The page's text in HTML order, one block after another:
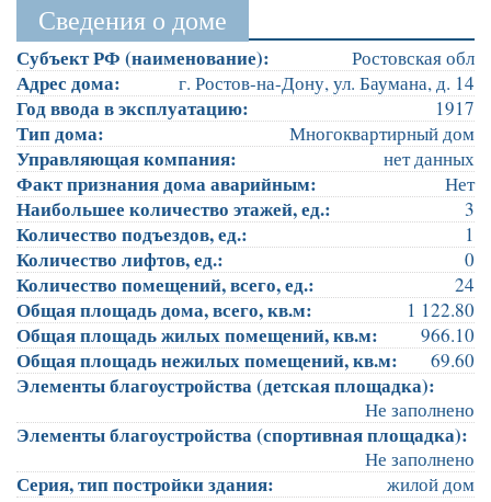
Сведения о доме
Субъект РФ (наименование): Ростовская обл
Адрес дома: г. Ростов-на-Дону, ул. Баумана, д. 14
Год ввода в эксплуатацию: 1917
Тип дома: Многоквартирный дом
Управляющая компания: нет данных
Факт признания дома аварийным: Нет
Наибольшее количество этажей, ед.: 3
Количество подъездов, ед.: 1
Количество лифтов, ед.: 0
Количество помещений, всего, ед.: 24
Общая площадь дома, всего, кв.м: 1 122.80
Общая площадь жилых помещений, кв.м: 966.10
Общая площадь нежилых помещений, кв.м: 69.60
Элементы благоустройства (детская площадка):
Не заполнено
Элементы благоустройства (спортивная площадка):
Не заполнено
Серия, тип постройки здания: жилой дом